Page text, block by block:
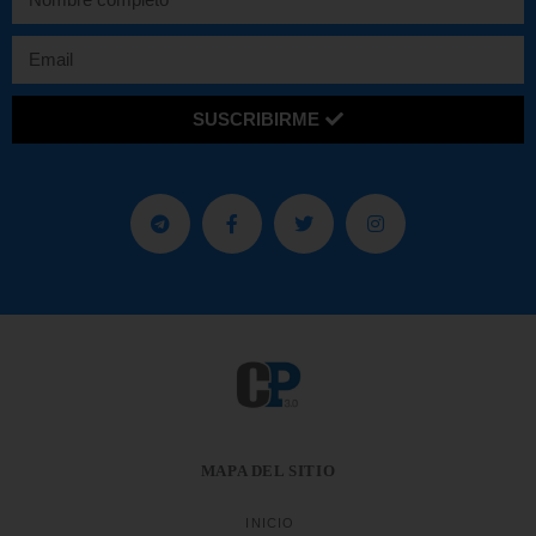
SUSCRIBIRME
MAPA DEL SITIO
INICIO